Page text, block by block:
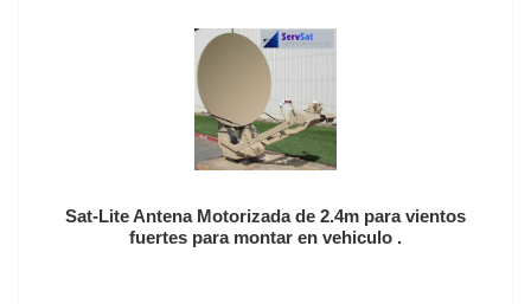
Sat-Lite Antena Motorizada de 2.4m para vientos
fuertes para montar en vehiculo .